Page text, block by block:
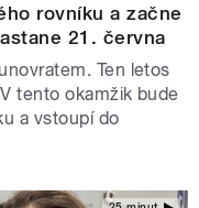
rovníku a začne
21. června
Ten letos
tento okamžik bude
a vstoupí do